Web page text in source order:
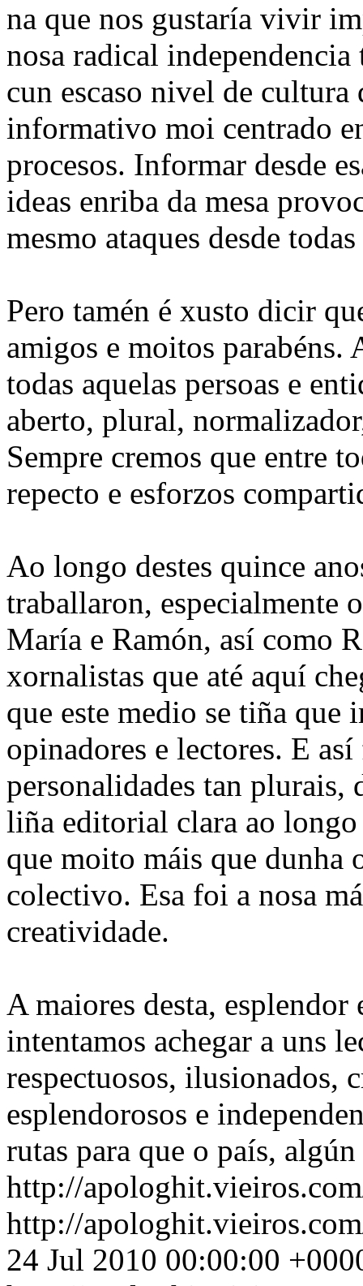
na que nos gustaría vivir
nosa radical
cun escaso nivel de
informativo moi centrado
procesos. Informar desde
ideas enriba da mesa
mesmo ataques desde
Pero tamén é xusto dicir
amigos e moitos parabéns.
todas aquelas persoas e
aberto, plural,
Sempre cremos que entre
repecto e esforzos
Ao longo destes quince
traballaron, especialmente
María e Ramón, así como
xornalistas que até aquí
que este medio se tiña que
opinadores e lectores. E
personalidades tan plurais,
liña editorial clara ao
que moito máis que dunha
colectivo. Esa foi a nosa
creatividade.
A maiores desta,
intentamos achegar a uns
respectuosos, ilusionados,
esplendorosos e
rutas para que o país,
http://
http://
24 Jul 2010 00:00:00